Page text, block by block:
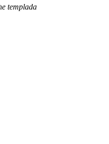
templada